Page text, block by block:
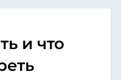
и что